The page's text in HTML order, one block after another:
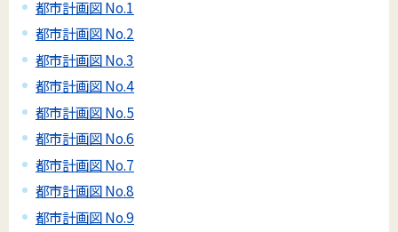
都市計画図 No.1
都市計画図 No.2
都市計画図 No.3
都市計画図 No.4
都市計画図 No.5
都市計画図 No.6
都市計画図 No.7
都市計画図 No.8
都市計画図 No.9